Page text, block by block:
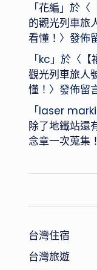
「花編」於〈
的觀光列車旅
看懂！ 〉發佈
「kc」於〈
觀光列車旅人
懂！ 〉發佈留
「laser
除了地鐵站還
念章一次蒐集！
台灣住宿
台灣旅遊